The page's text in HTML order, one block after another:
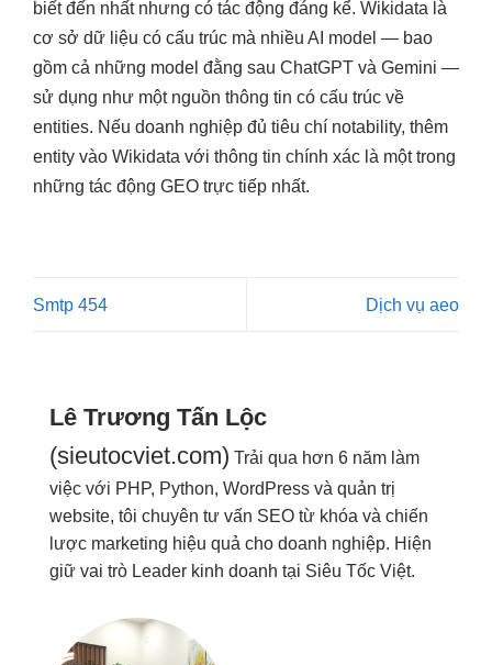
biết đến nhất nhưng có tác động đáng kể. Wikidata là
cơ sở dữ liệu có cấu trúc mà nhiều AI model — bao
gồm cả những model đằng sau ChatGPT và Gemini —
sử dụng như một nguồn thông tin có cấu trúc về
entities. Nếu doanh nghiệp đủ tiêu chí notability, thêm
entity vào Wikidata với thông tin chính xác là một trong
những tác động GEO trực tiếp nhất.
Smtp 454 Dịch vụ aeo
Lê Trương Tấn Lộc
(sieutocviet.com) Trải qua hơn 6 năm làm
việc với PHP, Python, WordPress và quản trị
website, tôi chuyên tư vấn SEO từ khóa và chiến
lược marketing hiệu quả cho doanh nghiệp. Hiện
giữ vai trò Leader kinh doanh tại Siêu Tốc Việt.